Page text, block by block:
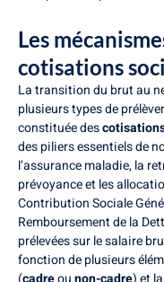
Les
cotisations
La transition du brut au
plusieurs types de
constituée des
des piliers essentiels de
l’assurance maladie, la
prévoyance et les
Contribution Sociale
Remboursement de la
prélevées sur le salaire
fonction de plusieurs